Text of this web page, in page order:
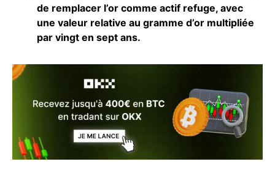
de remplacer l’or comme actif refuge, avec
une valeur relative au gramme d’or multipliée
par vingt en sept ans.